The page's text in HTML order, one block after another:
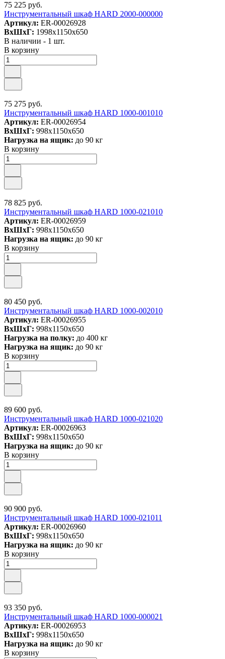
75 225 руб.
Инструментальный шкаф HARD 2000-000000
Артикул: ER-00026928
ВxШxГ: 1998x1150x650
В наличии - 1 шт.
В корзину
75 275 руб.
Инструментальный шкаф HARD 1000-001010
Артикул: ER-00026954
ВxШxГ: 998x1150x650
Нагрузка на ящик: до 90 кг
В корзину
78 825 руб.
Инструментальный шкаф HARD 1000-021010
Артикул: ER-00026959
ВxШxГ: 998x1150x650
Нагрузка на ящик: до 90 кг
В корзину
80 450 руб.
Инструментальный шкаф HARD 1000-002010
Артикул: ER-00026955
ВxШxГ: 998x1150x650
Нагрузка на полку: до 400 кг
Нагрузка на ящик: до 90 кг
В корзину
89 600 руб.
Инструментальный шкаф HARD 1000-021020
Артикул: ER-00026963
ВxШxГ: 998x1150x650
Нагрузка на ящик: до 90 кг
В корзину
90 900 руб.
Инструментальный шкаф HARD 1000-021011
Артикул: ER-00026960
ВxШxГ: 998x1150x650
Нагрузка на ящик: до 90 кг
В корзину
93 350 руб.
Инструментальный шкаф HARD 1000-000021
Артикул: ER-00026953
ВxШxГ: 998x1150x650
Нагрузка на ящик: до 90 кг
В корзину